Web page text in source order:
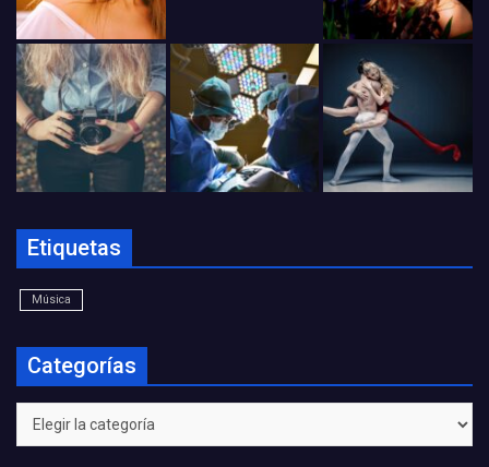
Etiquetas
Música
Categorías
Categorías